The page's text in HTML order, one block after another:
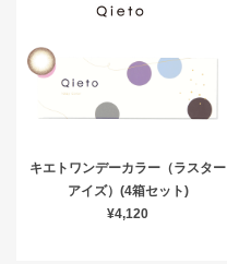
キエトワンデーカラー（ラスター
アイズ）(4箱セット)
¥4,120